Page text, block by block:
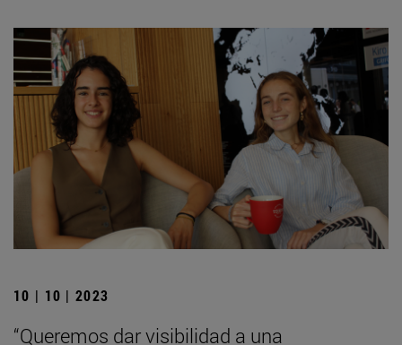
10 | 10 | 2023
“Queremos dar visibilidad a una